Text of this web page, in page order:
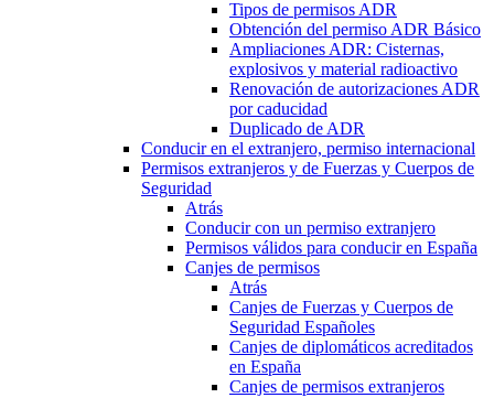
Tipos de permisos ADR
Obtención del permiso ADR Básico
Ampliaciones ADR: Cisternas,
explosivos y material radioactivo
Renovación de autorizaciones ADR
por caducidad
Duplicado de ADR
Conducir en el extranjero, permiso internacional
Permisos extranjeros y de Fuerzas y Cuerpos de
Seguridad
Atrás
Conducir con un permiso extranjero
Permisos válidos para conducir en España
Canjes de permisos
Atrás
Canjes de Fuerzas y Cuerpos de
Seguridad Españoles
Canjes de diplomáticos acreditados
en España
Canjes de permisos extranjeros